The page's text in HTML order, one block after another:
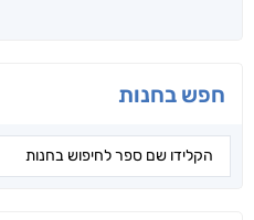
חפש בחנות